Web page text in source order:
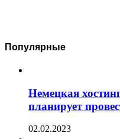
Популярные
Немецкая
планирует
02.02.2023